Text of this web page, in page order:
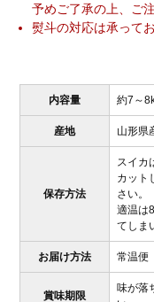
予めご了承の上、ご
熨斗の対応は承って
内容量 約7～
産地 山形県
保存方法
スイカ
カット
さい。
適温は
てしま
お届け方法 常温便
賞味期限
味が落